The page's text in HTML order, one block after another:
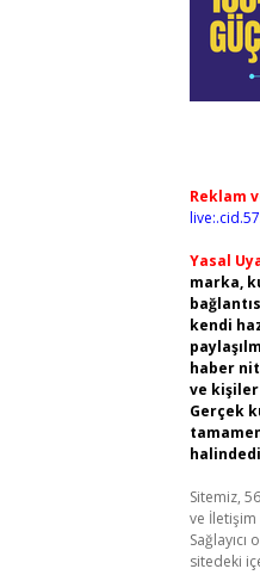
Reklam
Yasal
marka,
kendi
haber
ve kişiler
Gerçek
Sitemiz,
ve İletişim
sitedeki